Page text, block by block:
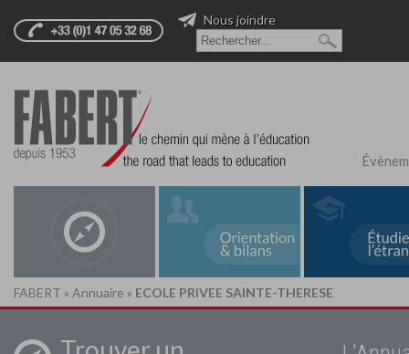
Nous joindre
FABERT » Annuaire » ECOLE PRIVEE SAINTE-THERESE